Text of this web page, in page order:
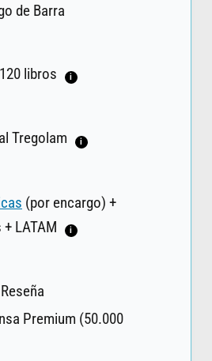
de Barra
libros i
Tregolam i
(por encargo) +
LATAM
i
Premium (50.000